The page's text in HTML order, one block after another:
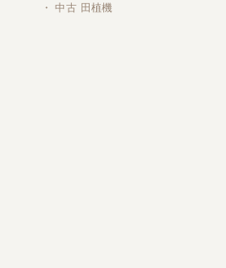
ん
み込みまでして頂き助かりました！
・ 中古 田植機